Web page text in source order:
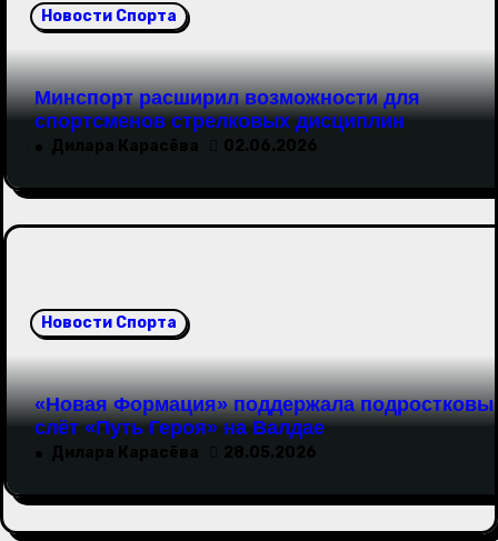
Новости Спорта
Минспорт расширил возможности для
спортсменов стрелковых дисциплин
Дилара Карасёва 02.06.2026
Новости Спорта
«Новая Формация» поддержала
слёт «Путь Героя» на Валдае
Дилара Карасёва 28.05.2026